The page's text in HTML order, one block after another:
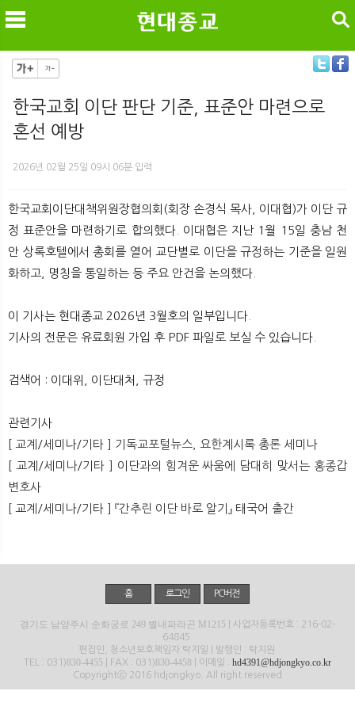
메
검색
한국교회 이단 판단 기준, 표준안 마련으로
혼선 예방
2026년 02월 25일 09시 06분 입력
한국교회이단대책위원장협의회(회장 손경식 목사, 이대협)가 이단 규
정 표준안을 마련하기로 합의했다. 이대협은 지난 1월 15일 충남 천
안 상록호텔에서 총회를 열어 교단별로 이단을 규정하는 기준을 일원
화하고, 명칭을 통일하는 등 주요 안건을 논의했다.
이 기사는 현대종교 2026년 3월호의 일부입니다.
기사의 전문은 유료회원 가입 후 PDF 파일로 보실 수 있습니다.
검색어 : 이대위, 이단대처, 규정
관련기사
[ 교계/세미나/기타 ] 기독교포털뉴스, 요한계시록 총론 세미나
[ 교계/세미나/기타 ] 이단과의 힘겨운 싸움에 담대히 맞서는 홍종갑
변호사
[ 교계/세미나/기타 ] 『간추린 이단 바로 알기』 태국어 출간
홈 로그인 PC버전
경기도 남양주시 순화궁로 249 별내파라곤 M1215 | 사업자등록번호 : 216-02-
64845
편집인, 청소년보호책임자:탁지일 | 발행인 : 탁지원
TEL : 031)830-4455 | FAX : 031)830-4458 | 이메일 : hd4391@hdjongkyo.co.kr
Copyrightⓒ 2016 hdjongkyo. All right reserved